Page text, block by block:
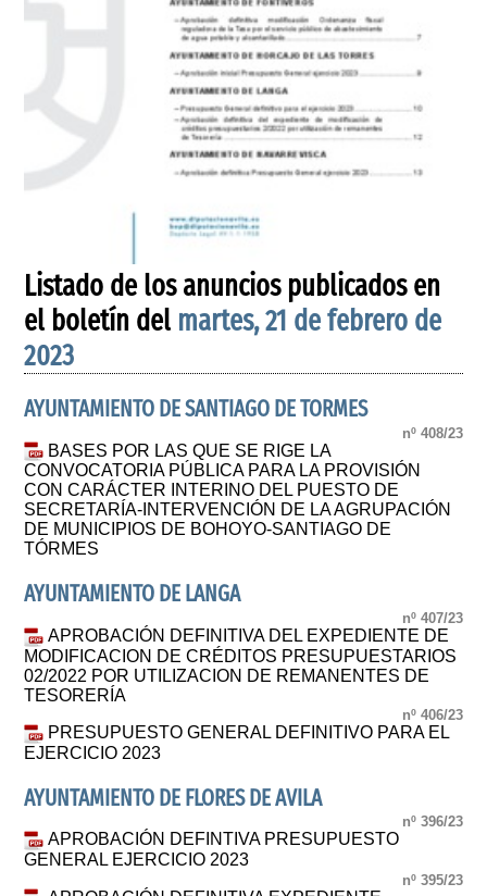
Listado de los anuncios publicados en
el boletín del martes, 21 de febrero de
2023
AYUNTAMIENTO DE SANTIAGO DE TORMES
nº 408/23
BASES POR LAS QUE SE RIGE LA
CONVOCATORIA PÚBLICA PARA LA PROVISIÓN
CON CARÁCTER INTERINO DEL PUESTO DE
SECRETARÍA-INTERVENCIÓN DE LA AGRUPACIÓN
DE MUNICIPIOS DE BOHOYO-SANTIAGO DE
TÓRMES
AYUNTAMIENTO DE LANGA
nº 407/23
APROBACIÓN DEFINITIVA DEL EXPEDIENTE DE
MODIFICACION DE CRÉDITOS PRESUPUESTARIOS
02/2022 POR UTILIZACION DE REMANENTES DE
TESORERÍA
nº 406/23
PRESUPUESTO GENERAL DEFINITIVO PARA EL
EJERCICIO 2023
AYUNTAMIENTO DE FLORES DE AVILA
nº 396/23
APROBACIÓN DEFINTIVA PRESUPUESTO
GENERAL EJERCICIO 2023
nº 395/23